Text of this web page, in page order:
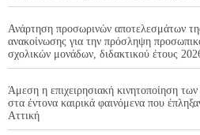
Ανάρτηση προσωρινών αποτελεσμάτων
ανακοίνωσης για την πρόσληψη
σχολικών μονάδων, διδακτικού έτους
Άμεση η επιχειρησιακή κινητοποίηση
στα έντονα καιρικά φαινόμενα που
Αττική